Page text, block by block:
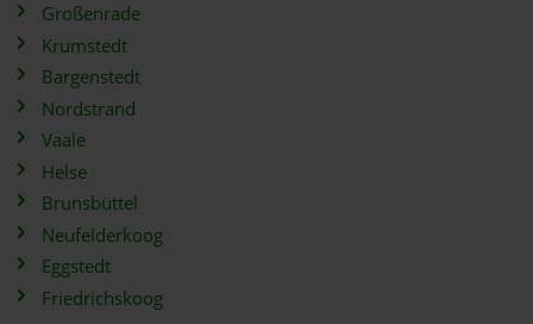
Großenrade
Krumstedt
Bargenstedt
Nordstrand
Vaale
Helse
Brunsbüttel
Neufelderkoog
Eggstedt
Friedrichskoog